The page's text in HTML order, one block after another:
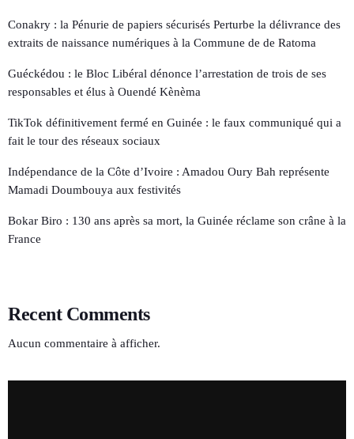
Conakry : la Pénurie de papiers sécurisés Perturbe la délivrance des
extraits de naissance numériques à la Commune de de Ratoma
Guéckédou : le Bloc Libéral dénonce l’arrestation de trois de ses
responsables et élus à Ouendé Kènèma
TikTok définitivement fermé en Guinée : le faux communiqué qui a
fait le tour des réseaux sociaux
Indépendance de la Côte d’Ivoire : Amadou Oury Bah représente
Mamadi Doumbouya aux festivités
Bokar Biro : 130 ans après sa mort, la Guinée réclame son crâne à la
France
Recent Comments
Aucun commentaire à afficher.